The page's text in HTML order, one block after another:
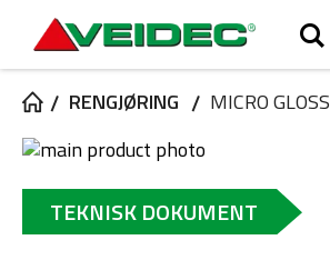
RENGJØRING
MICRO GLOSS
Gå
slutten
bildegalleri
til
begynnelsen
av
TEKNISK DOKUMENT